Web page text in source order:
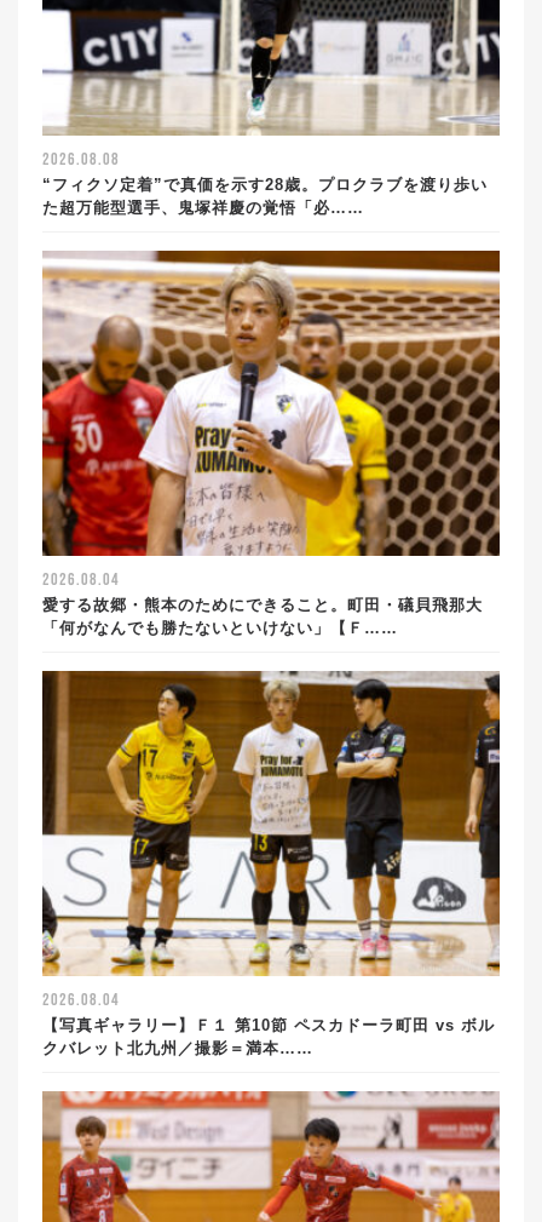
2026.08.08
“フィクソ定着”で真価を示す28歳。プロクラブを渡り歩い
た超万能型選手、鬼塚祥慶の覚悟「必……
2026.08.04
愛する故郷・熊本のためにできること。町田・礒貝飛那大
「何がなんでも勝たないといけない」【Ｆ……
2026.08.04
【写真ギャラリー】Ｆ１ 第10節 ペスカドーラ町田 vs ボル
クバレット北九州／撮影＝満本……